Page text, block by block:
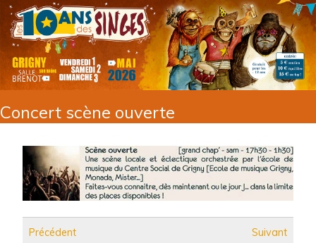
Concert scène ouverte
Précédent Suivant